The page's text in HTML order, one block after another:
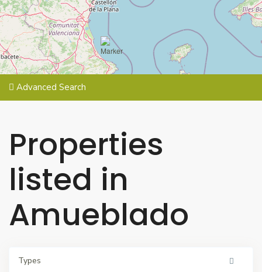
Advanced Search
Properties
listed in
Amueblado
Types